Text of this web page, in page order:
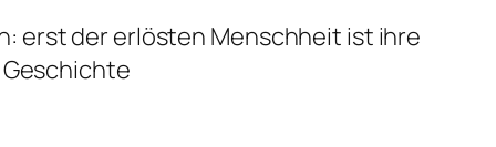
erst der erlösten Menschheit ist ihre